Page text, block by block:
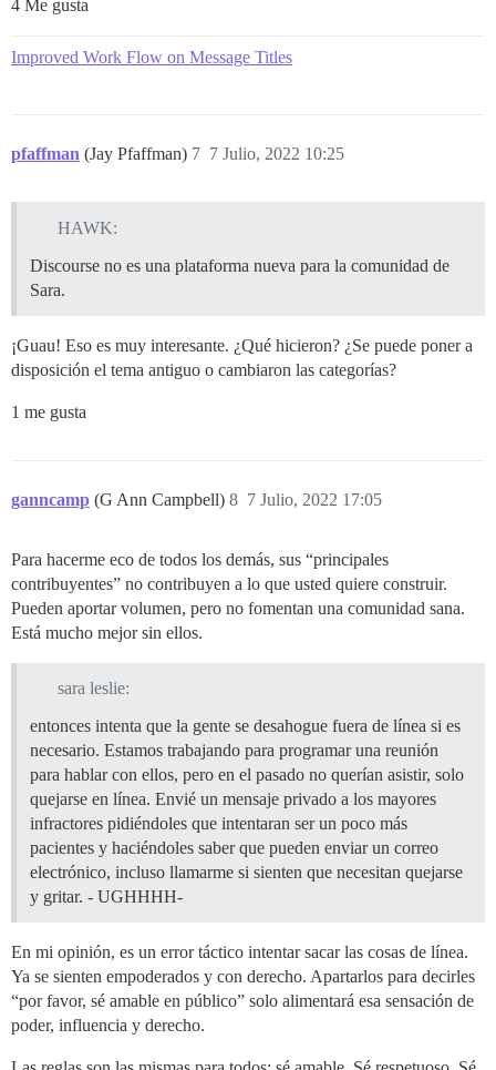
4 Me gusta
Improved Work Flow on Message Titles
pfaffman (Jay Pfaffman) 7 Julio, 2022 10:25
7
HAWK:
Discourse no es una plataforma nueva para la comunidad de
Sara.
¡Guau! Eso es muy interesante. ¿Qué hicieron? ¿Se puede poner a
disposición el tema antiguo o cambiaron las categorías?
1 me gusta
ganncamp (G Ann Campbell) 7 Julio, 2022 17:05
8
Para hacerme eco de todos los demás, sus “principales
contribuyentes” no contribuyen a lo que usted quiere construir.
Pueden aportar volumen, pero no fomentan una comunidad sana.
Está mucho mejor sin ellos.
sara leslie:
entonces intenta que la gente se desahogue fuera de línea si es
necesario. Estamos trabajando para programar una reunión
para hablar con ellos, pero en el pasado no querían asistir, solo
quejarse en línea. Envié un mensaje privado a los mayores
infractores pidiéndoles que intentaran ser un poco más
pacientes y haciéndoles saber que pueden enviar un correo
electrónico, incluso llamarme si sienten que necesitan quejarse
y gritar. - UGHHHH-
En mi opinión, es un error táctico intentar sacar las cosas de línea.
Ya se sienten empoderados y con derecho. Apartarlos para decirles
“por favor, sé amable en público” solo alimentará esa sensación de
poder, influencia y derecho.